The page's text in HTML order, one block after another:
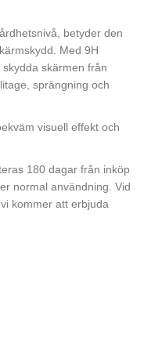
betyder den
Med 9H
skärmen från
sprängning och
visuell effekt och
180 dagar från inköp
normal användning. Vid
kommer att erbjuda